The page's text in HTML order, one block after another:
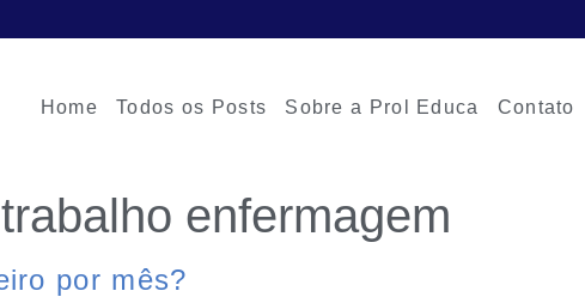
Home Todos os Posts Sobre a Prol Educa Contato
enfermagem
por mês?